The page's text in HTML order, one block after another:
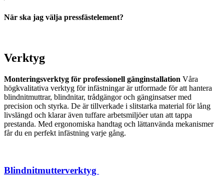
När ska jag välja pressfästelement?
Verktyg
Monteringsverktyg för professionell gänginstallation Våra
högkvalitativa verktyg för infästningar är utformade för att hantera
blindnitmuttrar, blindnitar, trådgängor och gänginsatser med
precision och styrka. De är tillverkade i slitstarka material för lång
livslängd och klarar även tuffare arbetsmiljöer utan att tappa
prestanda. Med ergonomiska handtag och lättanvända mekanismer
får du en perfekt infästning varje gång.
Blindnitmutterverktyg